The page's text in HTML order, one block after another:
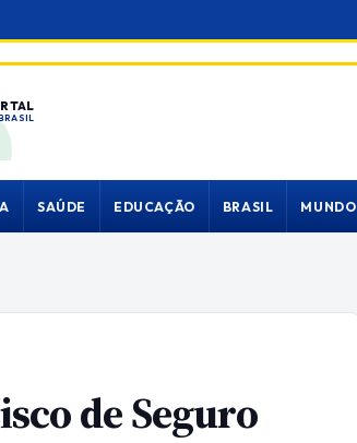
SAÚDE EDUCAÇÃO BRASIL MUNDO
de Seguro